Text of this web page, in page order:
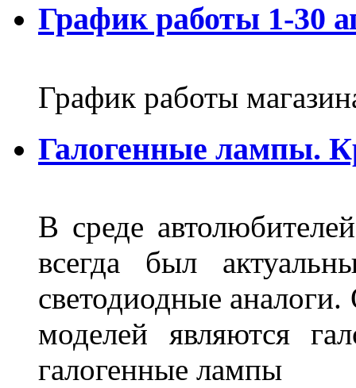
График работы 1-30
График работы
Галогенные лампы.
В среде
всегда был
светодиодные
моделей являются
галогенные лампы